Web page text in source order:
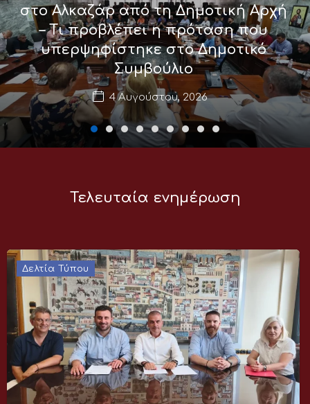
στο Αλκαζάρ από τη Δημοτική Αρχή
– Τι προβλέπει η πρόταση που
υπερψηφίστηκε στο Δημοτικό
Συμβούλιο
4 Αυγούστου, 2026
Τελευταία ενημέρωση
Δελτία Τύπου